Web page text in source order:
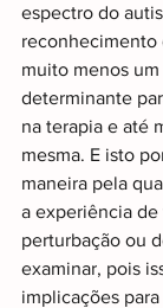
espectro do
reconhecimento
muito menos
determinante
na terapia e até
mesma. E isto
maneira pela
a experiência
perturbação ou
examinar, pois
implicações